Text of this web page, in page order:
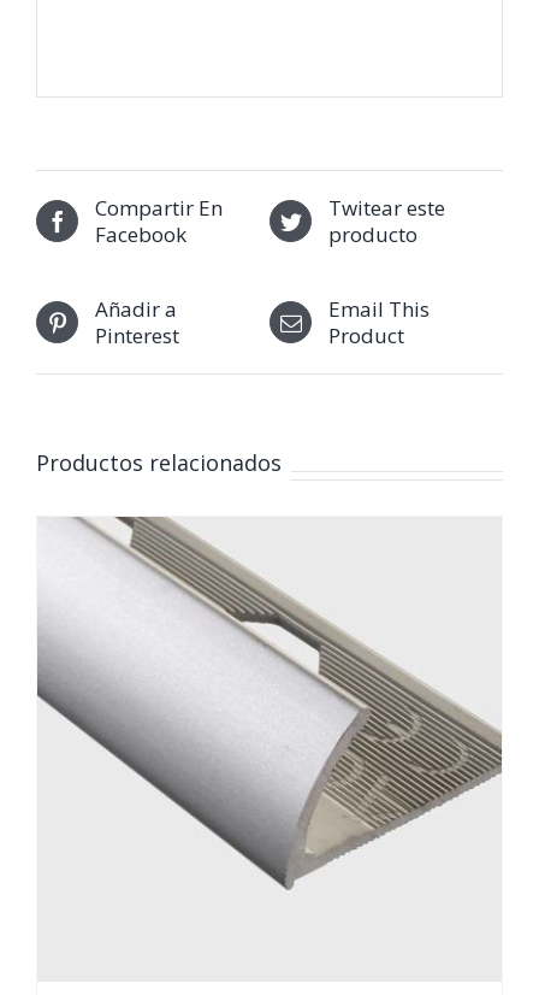
Compartir En
Facebook
Twitear este
producto
Añadir a
Pinterest
Email This
Product
Productos relacionados